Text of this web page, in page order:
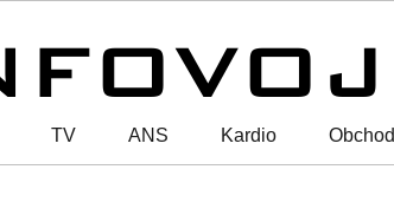
TV ANS Kardio Obchod